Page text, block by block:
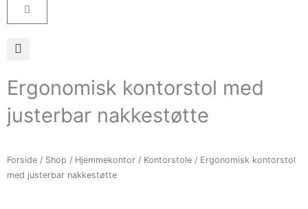
Kurv
Ergonomisk kontorstol med
justerbar nakkestøtte
Forside / Shop / Hjemmekontor / Kontorstole / Ergonomisk kontorstol
med justerbar nakkestøtte